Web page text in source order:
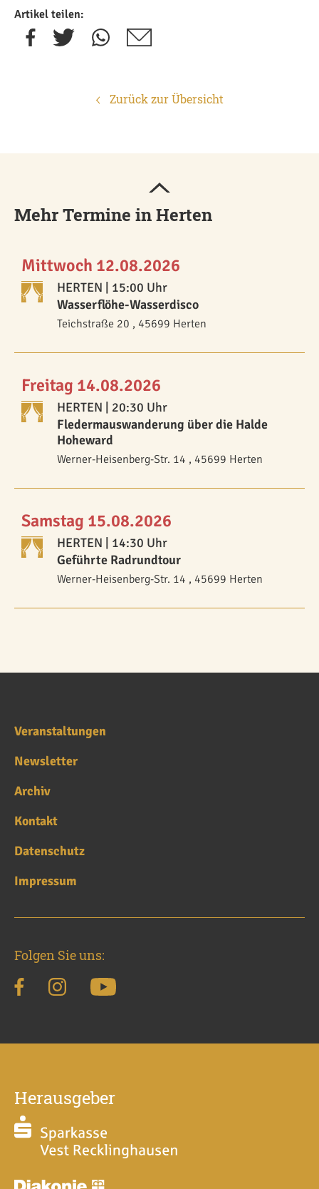
Artikel teilen:
Zurück zur Übersicht
Mehr Termine in Herten
Mittwoch 12.08.2026
HERTEN | 15:00 Uhr
Wasserflöhe-Wasserdisco
Teichstraße 20 , 45699 Herten
Freitag 14.08.2026
HERTEN | 20:30 Uhr
Fledermauswanderung über die Halde
Hoheward
Werner-Heisenberg-Str. 14 , 45699 Herten
Samstag 15.08.2026
HERTEN | 14:30 Uhr
Geführte Radrundtour
Werner-Heisenberg-Str. 14 , 45699 Herten
Veranstaltungen
Newsletter
Archiv
Kontakt
Datenschutz
Impressum
Folgen Sie uns:
Herausgeber